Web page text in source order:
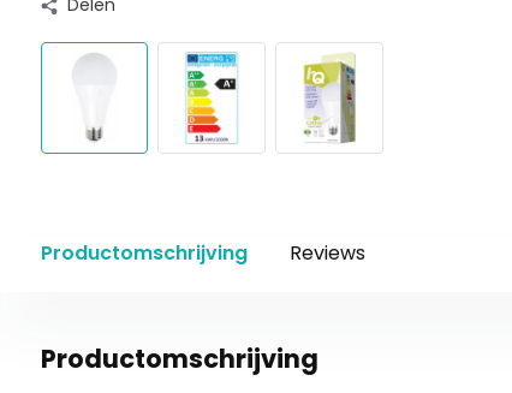
Delen
Productomschrijving Reviews
Productomschrijving